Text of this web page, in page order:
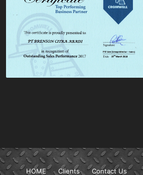
HOME Clients Contact Us